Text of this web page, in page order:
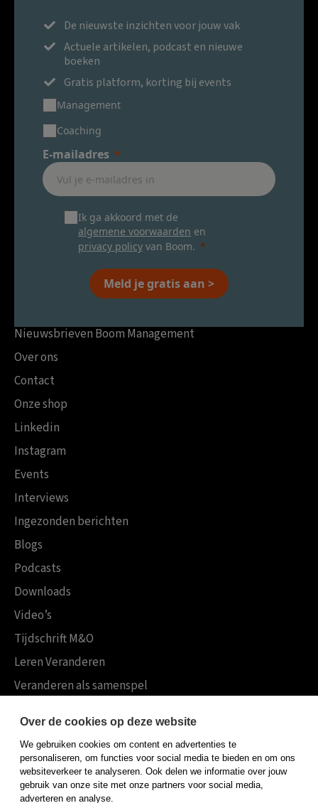
De nieuwste inzichten voor jouw vak
Actuele artikelen, podcast en nieuwe
boeken
Gratis platform, korting bij events
Management
Coaching
E-mailadres
Ik ga akkoord met de
algemene voorwaarden en
privacy policy van Boom.
Meld je gratis aan >
Nieuwsbrieven Boom Management
Over ons
Contact
Onze shop
Linkedin
Instagram
Events
Interviews
Ingezonden berichten
Blogs
Podcasts
Downloads
Video’s
Tijdschrift M&O
Leren Veranderen
Veranderen als samenspel
Koninklijke Boom uitgevers
Boom Psychologie
Boom Hoger Onderwijs
Over de cookies op deze website
We gebruiken cookies om content en advertenties te
personaliseren, om functies voor social media te bieden en om ons
websiteverkeer te analyseren. Ook delen we informatie over jouw
gebruik van onze site met onze partners voor social media,
adverteren en analyse.